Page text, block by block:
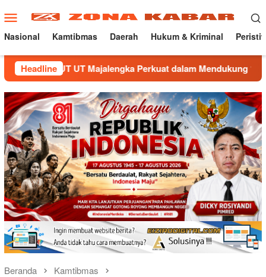
ke
konten
Menu
Mobile
Nasional Kamtibmas Daerah Hukum & Kriminal
Headline
Majalengka Perkuat dalam Mendukung 1 Desa 1 Sarjana.
Beranda Kamtibmas